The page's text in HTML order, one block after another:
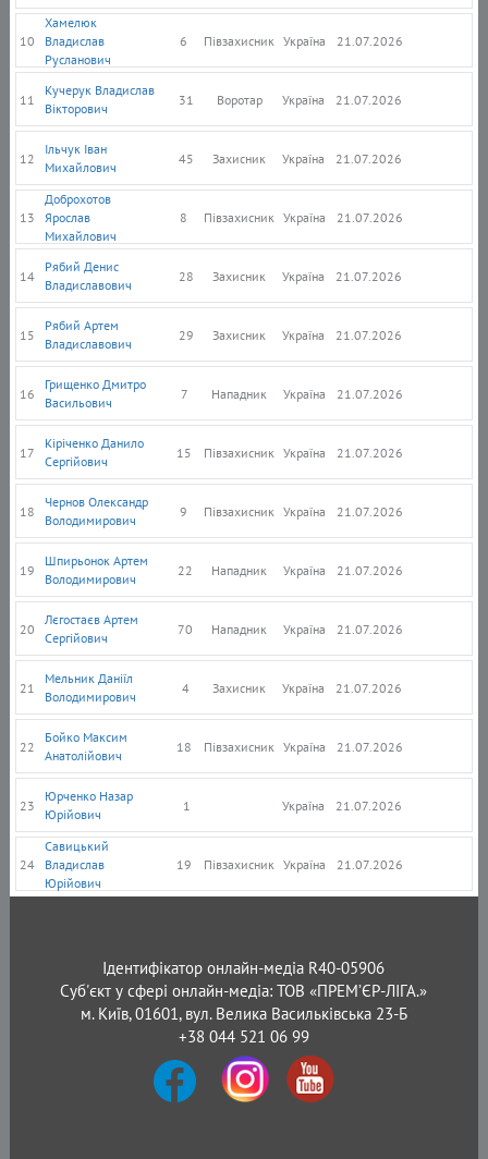
10
Хамелюк
Владислав
Русланович
6 Півзахисник Україна 21.07.2026
11
Кучерук Владислав
Вікторович
31 Воротар Україна 21.07.2026
12
Ільчук Іван
Михайлович
45 Захисник Україна 21.07.2026
13
Доброхотов
Ярослав
Михайлович
8 Півзахисник Україна 21.07.2026
14
Рябий Денис
Владиславович
28 Захисник Україна 21.07.2026
15
Рябий Артем
Владиславович
29 Захисник Україна 21.07.2026
16
Грищенко Дмитро
Васильович
7 Нападник Україна 21.07.2026
17
Кіріченко Данило
Сергійович
15 Півзахисник Україна 21.07.2026
18
Чернов Олександр
Володимирович
9 Півзахисник Україна 21.07.2026
19
Шпирьонок Артем
Володимирович
22 Нападник Україна 21.07.2026
20
Лєгостаєв Артем
Сергійович
70 Нападник Україна 21.07.2026
21
Мельник Даніїл
Володимирович
4 Захисник Україна 21.07.2026
22
Бойко Максим
Анатолійович
18 Півзахисник Україна 21.07.2026
23
Юрченко Назар
Юрійович
1 Україна 21.07.2026
24
Савицький
Владислав
Юрійович
19 Півзахисник Україна 21.07.2026
Ідентифікатор онлайн-медіа R40-05906
Суб'єкт у сфері онлайн-медіа: ТОВ «ПРЕМ’ЄР-ЛІГА.»
м. Київ, 01601, вул. Велика Васильківська 23-Б
+38 044 521 06 99